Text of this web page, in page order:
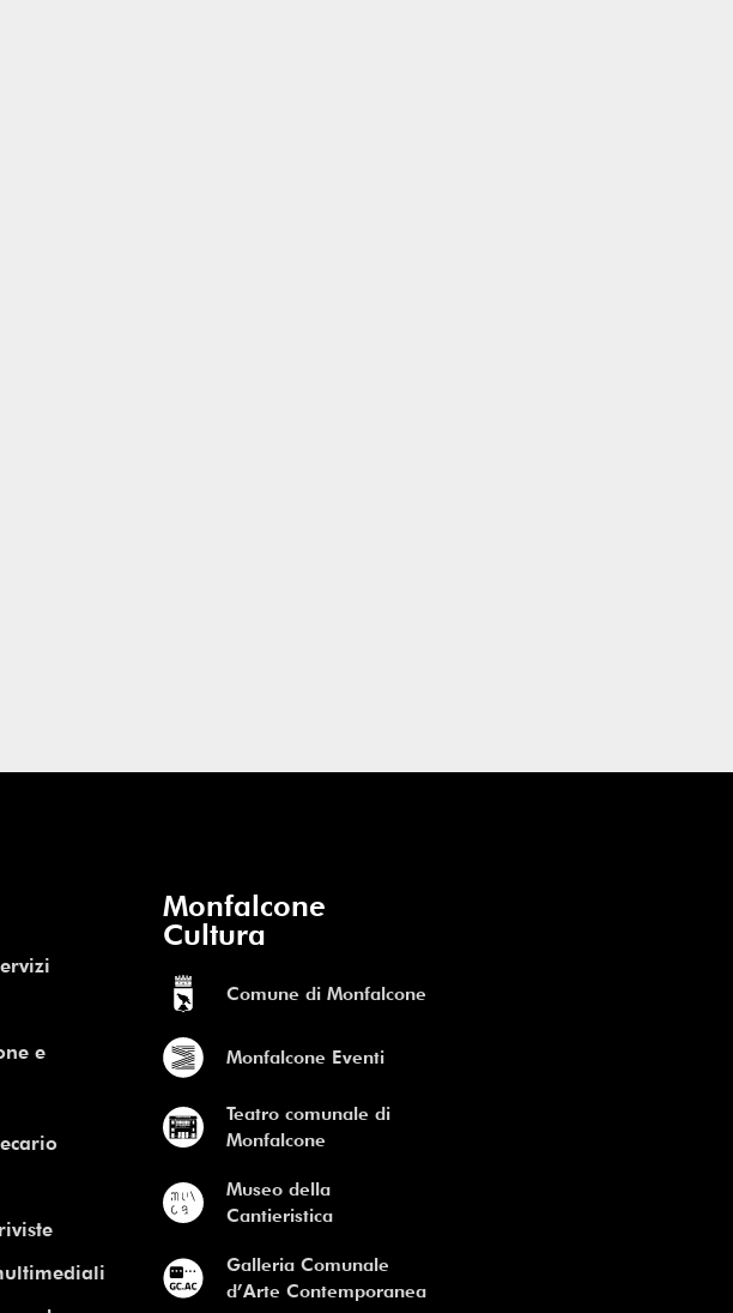
e
Monfalcone
Cultura
Comune di Monfalcone
Monfalcone Eventi
Teatro comunale di
Monfalcone
Museo della
Cantieristica
Galleria Comunale
d’Arte Contemporanea